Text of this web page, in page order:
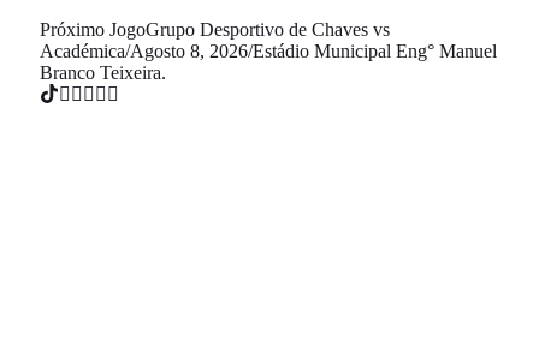
Próximo JogoGrupo Desportivo de Chaves vs
Académica/Agosto 8, 2026/Estádio Municipal Eng° Manuel
Branco Teixeira.